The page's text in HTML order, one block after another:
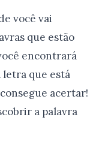
você vai
que estão
encontrará
letra que está
acertar!
a palavra